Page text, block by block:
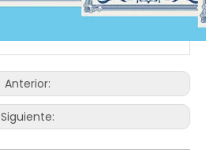
Anterior:
Siguiente: